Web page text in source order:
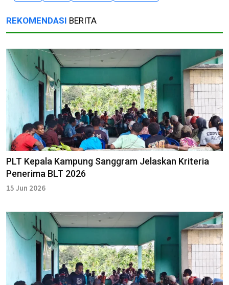
REKOMENDASI BERITA
PLT Kepala Kampung Sanggram Jelaskan Kriteria
Penerima BLT 2026
15 Jun 2026